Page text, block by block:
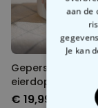
eierdopjes met
van twee
€ 19,99
aan de
Je kan